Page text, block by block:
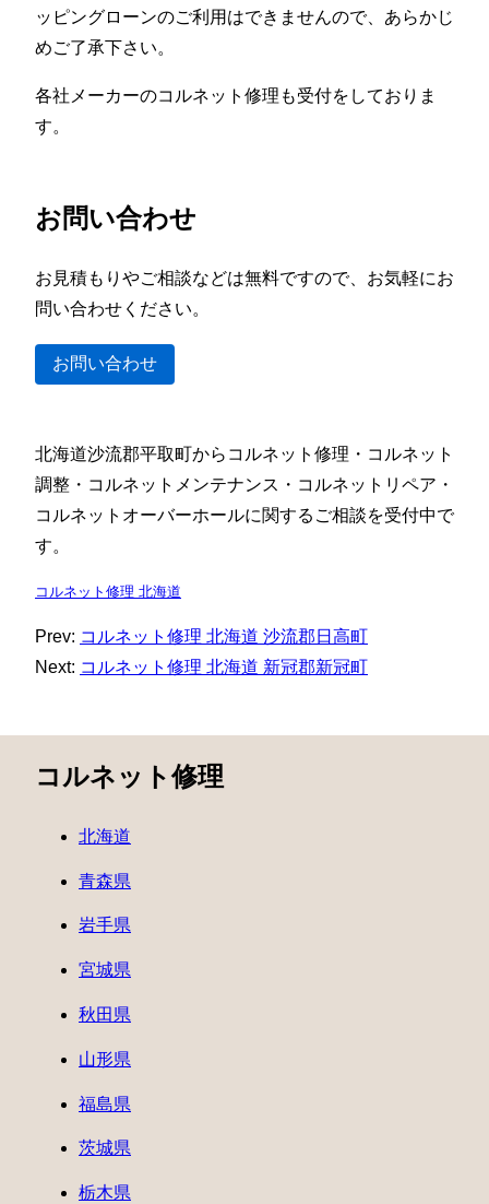
ッピングローンのご利用はできませんので、あらかじ
めご了承下さい。
各社メーカーのコルネット修理も受付をしておりま
す。
お問い合わせ
お見積もりやご相談などは無料ですので、お気軽にお
問い合わせください。
お問い合わせ
北海道沙流郡平取町からコルネット修理・コルネット
調整・コルネットメンテナンス・コルネットリペア・
コルネットオーバーホールに関するご相談を受付中で
す。
コルネット修理 北海道
Prev: コルネット修理 北海道 沙流郡日高町
Next: コルネット修理 北海道 新冠郡新冠町
コルネット修理
北海道
青森県
岩手県
宮城県
秋田県
山形県
福島県
茨城県
栃木県